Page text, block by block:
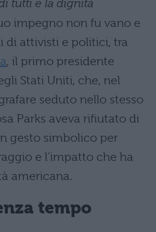
tutti e la dignità
impegno non fu vano e
di attivisti e politici, tra
, il primo presidente
Stati Uniti, che, nel
seduto nello stesso
Parks aveva rifiutato di
gesto simbolico per
e l’impatto che ha
americana.
tempo